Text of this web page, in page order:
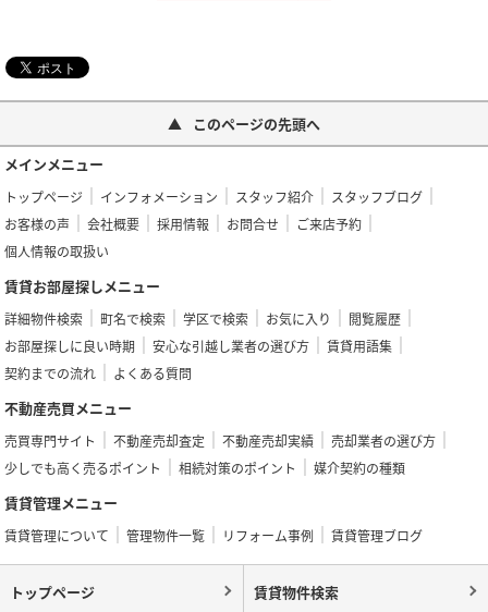
このページの先頭へ
メインメニュー
トップページ インフォメーション スタッフ紹介
スタッフブログ
お客様の声
会社概要 採用情報 お問合せ
ご来店予約
個人情報の取扱い
賃貸お部屋探しメニュー
詳細物件検索 町名で検索 学区で検索 お気に入り
閲覧履歴
お部屋探しに良い時期
安心な引越し業者の選び方
賃貸用語集
契約までの流れ
よくある質問
不動産売買メニュー
売買専門サイト 不動産売却査定 不動産売却実績
売却業者の選び方
少しでも高く売るポイント
相続対策のポイント 媒介契約の種類
賃貸管理メニュー
賃貸管理について 管理物件一覧 リフォーム事例 賃貸管理ブログ
トップページ 賃貸物件検索